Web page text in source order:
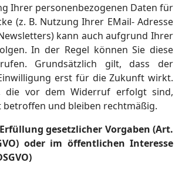
Ihrer personenbezogenen Daten für
(z. B. Nutzung Ihrer EMail- Adresse
kann auch aufgrund Ihrer
In der Regel können Sie diese
Grundsätzlich gilt, dass der
erst für die Zukunft wirkt.
die vor dem Widerruf erfolgt sind,
betroffen und bleiben rechtmäßig.
gesetzlicher Vorgaben (Art.
oder im öffentlichen Interesse